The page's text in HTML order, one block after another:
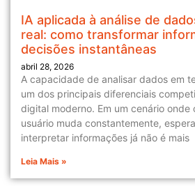
IA aplicada à análise de
real: como transformar
decisões instantâneas
abril 28, 2026
A capacidade de analisar dados em
um dos principais diferenciais
digital moderno. Em um cenário
usuário muda constantemente,
interpretar informações já não é mais
Leia Mais »